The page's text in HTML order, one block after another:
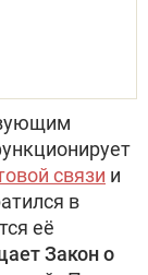
связи и
в
её
Закон о